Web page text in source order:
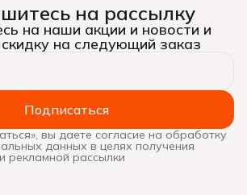
на рассылку
на наши акции и новости и
на следующий заказ
Подписаться
вы даете согласие на обработку
данных в целях получения
рекламной рассылки